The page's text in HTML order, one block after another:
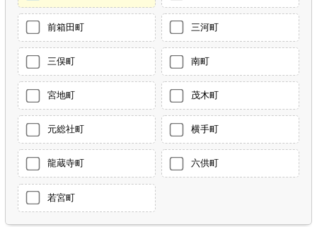
前箱田町 三河町
三俣町 南町
宮地町 茂木町
元総社町 横手町
龍蔵寺町 六供町
若宮町